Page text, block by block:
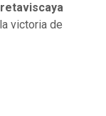
victoria de